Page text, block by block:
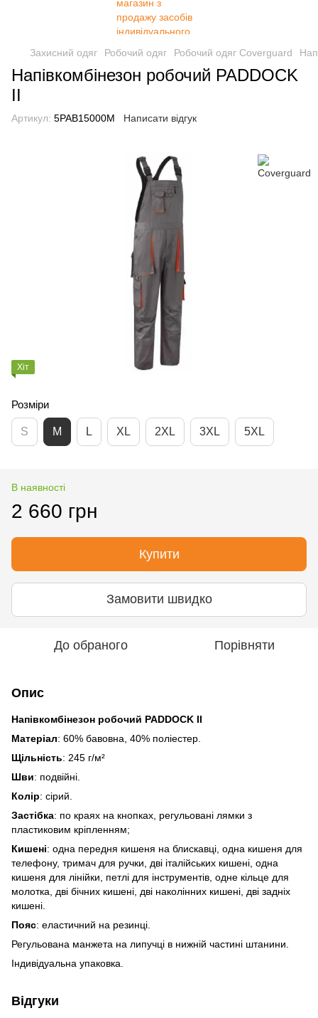
Захисний одяг Робочий одяг Робочий одяг Coverguard
Напівкомбінезон робочий PADDOCK
II
Артикул: 5PAB15000M Написати відгук
Хіт
Розміри
S M L XL 2XL 3XL 5XL
В наявності
2 660 грн
Купити
Замовити швидко
До обраного Порівняти
Опис
Напівкомбінезон робочий PADDOCK II
Матеріал: 60% бавовна, 40% поліестер.
Щільність: 245 г/м²
Шви: подвійні.
Колір: сірий.
Застібка: по краях на кнопках, регульовані лямки з
пластиковим кріпленням;
Кишені: одна передня кишеня на блискавці, одна кишеня для
телефону, тримач для ручки, дві італійських кишені, одна
кишеня для лінійки, петлі для інструментів, одне кільце для
молотка, дві бічних кишені, дві наколінних кишені, дві задніх
кишені.
Пояс: еластичний на резинці.
Регульована манжета на липучці в нижній частині штанини.
Індивідуальна упаковка.
Відгуки